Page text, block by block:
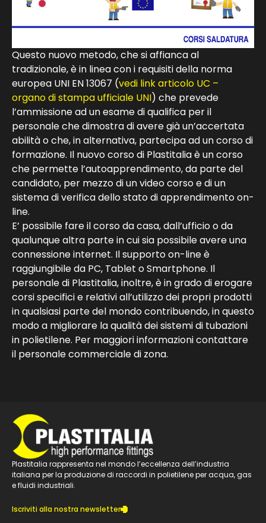
Questo nuovo metodo, che si affianca al
tradizionale, è in linea con i requisiti della norma
europea UNI EN 13067 (vedi link articolo UC –
organo di stampa ufficiale UNI) che prevede
l’ammissione ad un esame di qualifica per il
personale che dimostra di avere già un’accertata
abilità o che, in alternativa, partecipa ad un corso di
formazione. Il nuovo corso di Plastitalia è un corso
che permette l’autoapprendimento, da parte del
candidato, per mezzo di un video corso e di un
sistema di verifica dello stato di apprendimento on-
line.
E’ possibile fare il corso da casa, dall’ufficio o da
qualunque altra parte in cui sia possibile avere una
connessione internet. Il supporto on-line è
raggiungibile da PC, Tablet o Smartphone. Il
personale di Plastitalia, inoltre, è in grado di erogare
corsi specifici e relativi all’utilizzo dei propri prodotti
in qualsiasi parte del mondo contribuendo, in questo
modo a migliorare la qualità dei sistemi di tubazioni
in polietilene. Per maggiori informazioni contattare
il personale commerciale di zona.
Plastitalia rappresenta nel mondo l’eccellenza dell’industria
italiana per la produzione di raccordi in polietilene per acqua, gas
e fluidi industriali.
Iscriviti alla nostra newsletter